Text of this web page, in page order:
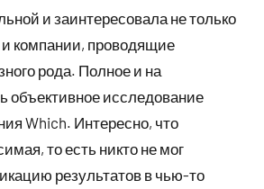
и заинтересовала не только
и компании, проводящие
рода. Полное и на
объективное исследование
Which. Интересно, что
то есть никто не мог
результатов в чью-то